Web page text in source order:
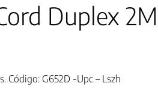
Duplex 2M
Código: G652D -Upc – Lszh